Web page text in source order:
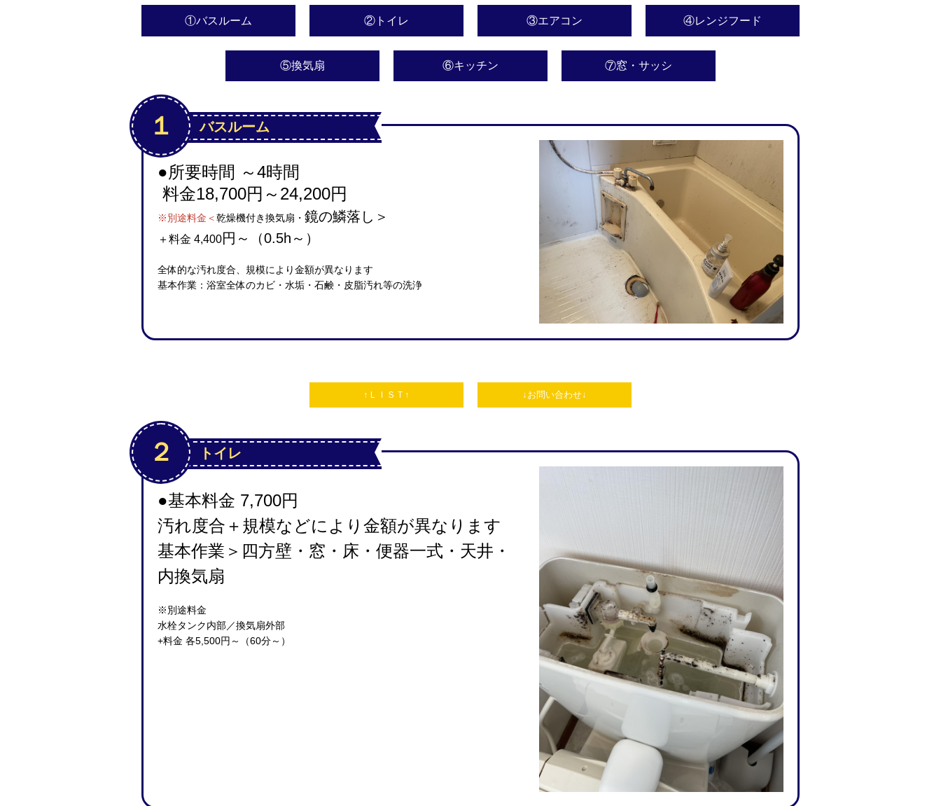
①バスルーム ②トイレ ③エアコン ④レンジフード
⑤換気扇 ⑥キッチン ⑦窓・サッシ
バスルーム
１
●所要時間 ～4時間
料金18,700円～24,200円
※別途料金 ＜乾燥機付き換気扇・ 鏡の鱗落し＞
＋料金 4,400円～（0.5h～）
全体的な汚れ度合、規模により金額が異なります
基本作業：浴室全体のカビ・水垢・石鹸・皮脂汚れ等の洗浄
↑ＬＩＳＴ↑ ↓お問い合わせ↓
トイレ
２
●基本料金 7,700円
汚れ度合＋規模などにより金額が異なります
基本作業＞四方壁・窓・床・便器一式・天井・
内換気扇
※別途料金
水栓タンク内部／換気扇外部
+料金 各5,500円～（60分～）